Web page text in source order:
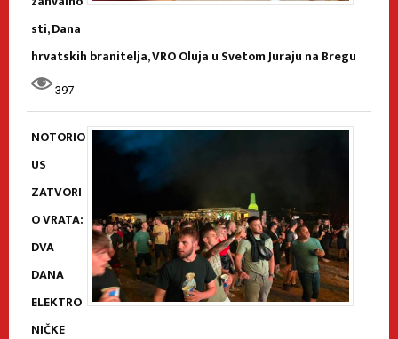
sti, Dana
hrvatskih branitelja, VRO Oluja u Svetom Juraju na Bregu
397
NOTORIO
US
ZATVORI
O VRATA:
DVA
DANA
ELEKTRO
NIČKE